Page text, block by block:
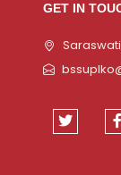
GET IN